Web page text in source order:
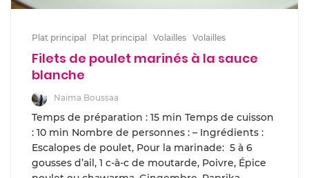
Plat principal Plat principal Volailles Volailles
Filets de poulet marinés à la sauce
blanche
Naima Boussaa
Temps de préparation : 15 min Temps de cuisson
: 10 min Nombre de personnes : – Ingrédients :
Escalopes de poulet, Pour la marinade: 5 à 6
gousses d’ail, 1 c-à-c de moutarde, Poivre, Épice